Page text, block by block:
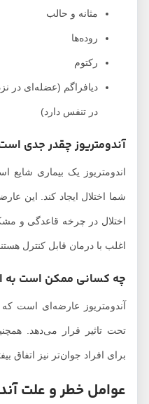
مثانه و حالب
روده‌ها
رکتوم
دیافراگم (عضله‌ای در
در تنفس دارد)
آندومتریوز چقدر جدی است؟
اندومتریوز یک بیماری شایع
شما اختلال ایجاد کند. این عارضه
اختلال در چرخه قاعدگی و مشکلات
اغلب با درمان قابل کنترل هستند.
چه کسانی ممکن است به
تحت تاثیر قرار می‌دهد.
برای افراد جوان‌تر نیز اتفاق بیفتد.
عوامل خطر و علت